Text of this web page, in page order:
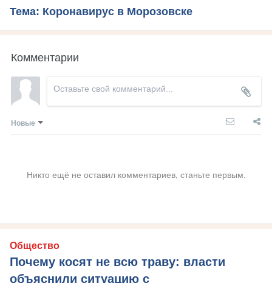
Тема: Коронавирус в Морозовске
Комментарии
Новые
Никто ещё не оставил комментариев, станьте первым.
Общество
Почему косят не всю траву: власти
объяснили ситуацию с